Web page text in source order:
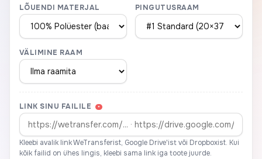
LÕUENDI MATERJAL PINGUTUSRAAM
VÄLIMINE RAAM
LINK SINU FAILILE *
Kleebi avalik link WeTransferist, Google Drive'ist või Dropboxist. Kui
kõik failid on ühes lingis, kleebi sama link iga toote juurde.